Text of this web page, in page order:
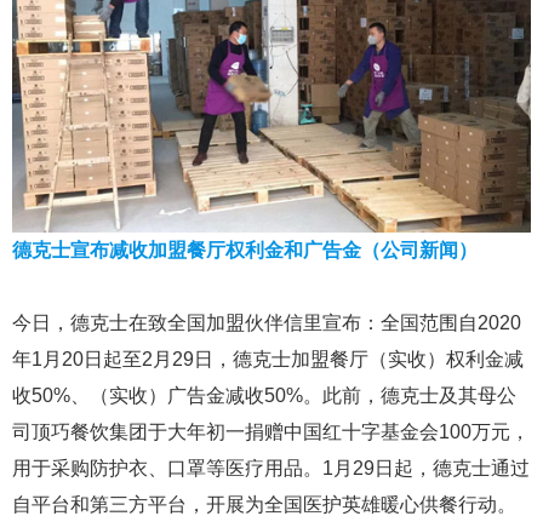
德克士宣布减收加盟餐厅权利金和广告金（公司新闻）
今日，德克士在致全国加盟伙伴信里宣布：全国范围自2020
年1月20日起至2月29日，德克士加盟餐厅（实收）权利金减
收50%、（实收）广告金减收50%。此前，德克士及其母公
司顶巧餐饮集团于大年初一捐赠中国红十字基金会100万元，
用于采购防护衣、口罩等医疗用品。1月29日起，德克士通过
自平台和第三方平台，开展为全国医护英雄暖心供餐行动。